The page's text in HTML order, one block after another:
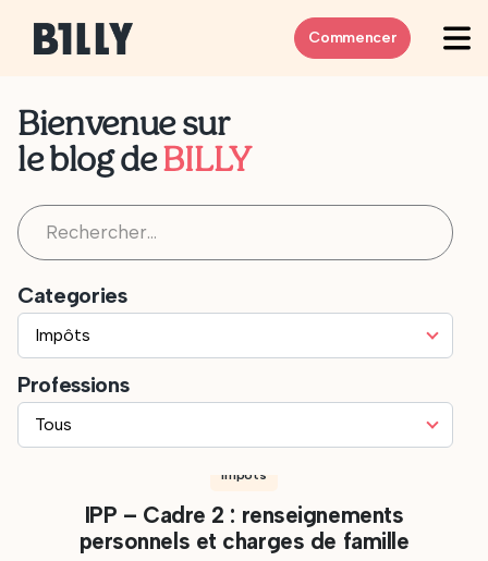
Commencer
Bienvenue sur
le blog deBILLY
Rechercher :
Categories
Professions
Impôts
IPP – Cadre 2 : renseignements
personnels et charges de famille